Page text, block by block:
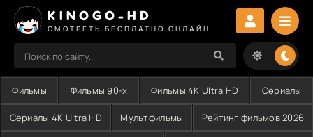
KINOGO-HD
СМОТРЕТЬ БЕСПЛАТНО ОНЛАЙН
Фильмы Фильмы 90-х Фильмы 4K Ultra HD Сериалы
Сериалы 4K Ultra HD Мультфильмы Рейтинг фильмов 2026